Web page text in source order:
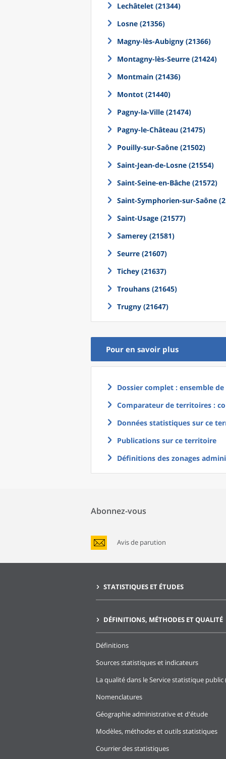
Lechâtelet (21344)
Losne (21356)
Magny-lès-Aubigny (21366)
Montagny-lès-Seurre (21424)
Montmain (21436)
Montot (21440)
Pagny-la-Ville (21474)
Pagny-le-Château (21475)
Pouilly-sur-Saône (21502)
Saint-Jean-de-Losne (21554)
Saint-Seine-en-Bâche (21572)
Saint-Symphorien-sur-Saône
Saint-Usage (21577)
Samerey (21581)
Seurre (21607)
Tichey (21637)
Trouhans (21645)
Trugny (21647)
Pour en savoir plus
Dossier complet : ensemble
Comparateur de territoires :
Données statistiques sur ce
Publications sur ce territoire
Définitions des zonages
Abonnez-vous
Avis de parution
STATISTIQUES ET ÉTUDES
DÉFINITIONS, MÉTHODES ET QUALITÉ
Définitions
Sources statistiques et indicateurs
La qualité dans le Service statistique public
Nomenclatures
Géographie administrative et d'étude
Modèles, méthodes et outils statistiques
Courrier des statistiques